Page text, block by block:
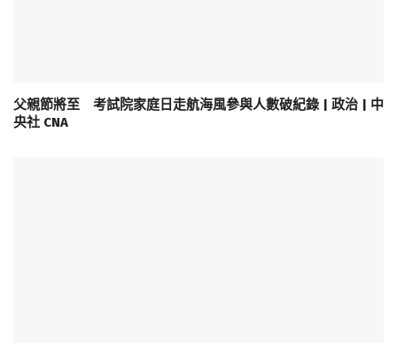
父親節將至 考試院家庭日走航海風參與人數破紀錄 | 政治 | 中
央社 CNA